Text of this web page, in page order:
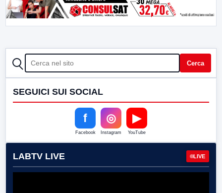
CERCA Cerca
SEGUICI SUI SOCIAL
f
Facebook
◎
Instagram
▶
YouTube
LABTV LIVE LIVE